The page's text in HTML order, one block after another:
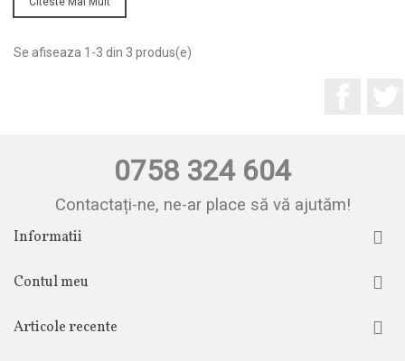
Se afiseaza 1-3 din 3 produs(e)
0758 324 604
Contactați-ne, ne-ar place să vă ajutăm!
Informatii
Contul meu
Articole recente